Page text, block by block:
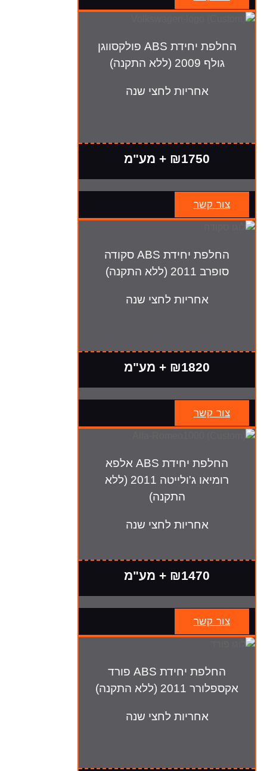
החלפת יחידת ABS פולקסווגן
גולף 2009 (ללא התקנה)
אחריות לחצי שנה
₪1750 + מע"מ
צור קשר
החלפת יחידת ABS סקודה
סופרב 2011 (ללא התקנה)
אחריות לחצי שנה
₪1820 + מע"מ
צור קשר
החלפת יחידת ABS אלפא
רומיאו ג'ולייטה 2011 (ללא
התקנה)
אחריות לחצי שנה
₪1470 + מע"מ
צור קשר
החלפת יחידת ABS פורד
אקספלורר 2011 (ללא התקנה)
אחריות לחצי שנה